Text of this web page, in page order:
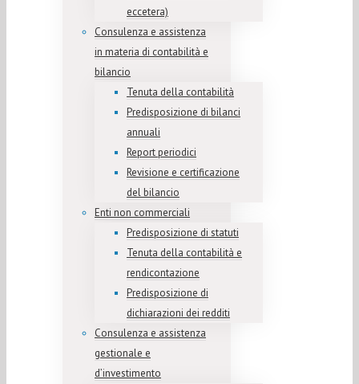
eccetera)
Consulenza e assistenza
in materia di contabilità e
bilancio
Tenuta della contabilità
Predisposizione di bilanci
annuali
Report periodici
Revisione e certificazione
del bilancio
Enti non commerciali
Predisposizione di statuti
Tenuta della contabilità e
rendicontazione
Predisposizione di
dichiarazioni dei redditi
Consulenza e assistenza
gestionale e
d’investimento